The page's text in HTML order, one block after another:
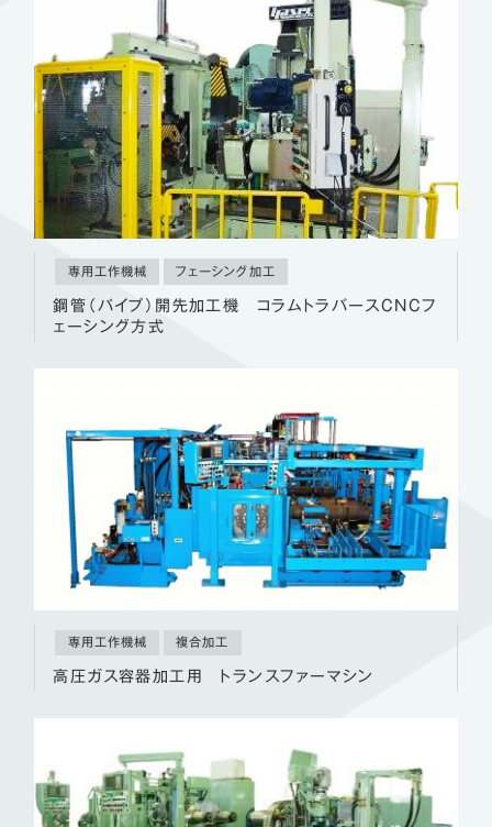
専用工作機械 フェーシング加工
鋼管（パイプ）開先加工機 コラムトラバースCNCフ
ェーシング方式
専用工作機械 複合加工
高圧ガス容器加工用 トランスファーマシン